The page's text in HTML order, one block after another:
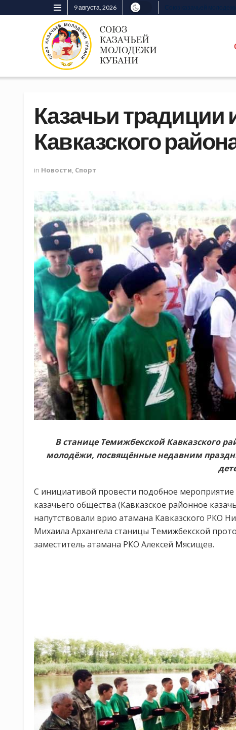
9 августа, 2026
Казачьи традиции
Кавказского
in Новости Спорт
В станице Темижбекской Кавказского
молодёжи, посвящённые недавним
С инициативой провести подобное
казачьего общества (Кавказское районное
напутствовали врио атамана Кавказского РКО
Михаила Архангела станицы Темижбекской
заместитель атамана РКО Алексей Мясищев.